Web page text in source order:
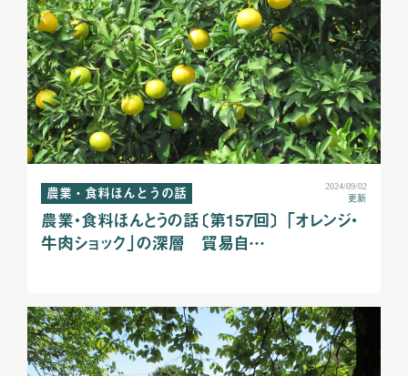
農業・食料ほんとうの話
2024/09/02
更新
農業・食料ほんとうの話〔第157回〕 「オレンジ・
牛肉ショック」の深層 貿易自…